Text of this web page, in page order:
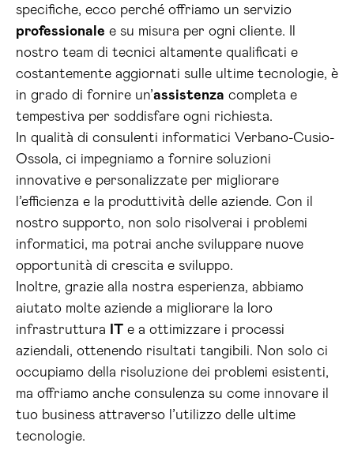
specifiche, ecco perché offriamo un servizio
professionale e su misura per ogni cliente. Il
nostro team di tecnici altamente qualificati e
costantemente aggiornati sulle ultime tecnologie, è
in grado di fornire un’assistenza completa e
tempestiva per soddisfare ogni richiesta.
In qualità di consulenti informatici Verbano-Cusio-
Ossola, ci impegniamo a fornire soluzioni
innovative e personalizzate per migliorare
l’efficienza e la produttività delle aziende. Con il
nostro supporto, non solo risolverai i problemi
informatici, ma potrai anche sviluppare nuove
opportunità di crescita e sviluppo.
Inoltre, grazie alla nostra esperienza, abbiamo
aiutato molte aziende a migliorare la loro
infrastruttura
IT e a ottimizzare i processi
aziendali, ottenendo risultati tangibili. Non solo ci
occupiamo della risoluzione dei problemi esistenti,
ma offriamo anche consulenza su come innovare il
tuo business attraverso l’utilizzo delle ultime
tecnologie.